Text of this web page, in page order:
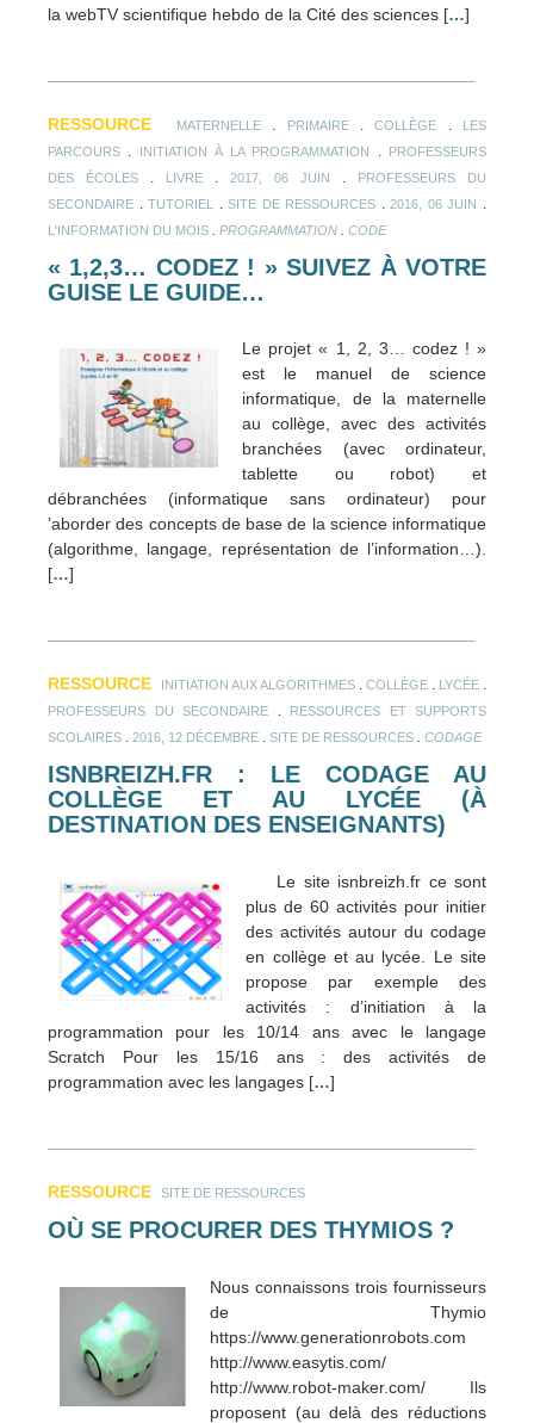
la webTV scientifique hebdo de la Cité des sciences […]
RESSOURCE MATERNELLE. PRIMAIRE.COLLÈGE
LES
PARCOURS
INITIATION À LA PROGRAMMATION
PROFESSEURS
DES ÉCOLES
LIVRE 2017, 06 JUIN
PROFESSEURS DU
SECONDAIRE .TUTORIEL .SITE DE RESSOURCES .2016, 06 JUIN
L'INFORMATION DU MOIS PROGRAMMATION CODE
« 1,2,3… CODEZ ! » SUIVEZ À VOTRE
GUISE LE GUIDE…
Le projet « 1, 2, 3… codez ! »
est le manuel de science
informatique, de la maternelle
au collège, avec des activités
branchées (avec ordinateur,
tablette ou robot) et
débranchées (informatique sans ordinateur) pour
’aborder des concepts de base de la science informatique
(algorithme, langage, représentation de l’information…).
[…]
RESSOURCE INITIATION AUX ALGORITHMES COLLÈGE LYCÉE
PROFESSEURS DU SECONDAIRE
RESSOURCES ET SUPPORTS
SCOLAIRES
2016, 12 DÉCEMBRE SITE DE RESSOURCES CODAGE
ISNBREIZH.FR : LE CODAGE AU
COLLÈGE ET AU LYCÉE (À
DESTINATION DES ENSEIGNANTS)
Le site isnbreizh.fr ce sont
plus de 60 activités pour initier
des activités autour du codage
en collège et au lycée. Le site
propose par exemple des
activités : d’initiation à la
programmation pour les 10/14 ans avec le langage
Scratch Pour les 15/16 ans : des activités de
programmation avec les langages […]
RESSOURCE SITE DE RESSOURCES
OÙ SE PROCURER DES THYMIOS ?
Nous connaissons trois fournisseurs
de Thymio
https://www.generationrobots.com
http://www.easytis.com/
http://www.robot-maker.com/ Ils
proposent (au delà des réductions